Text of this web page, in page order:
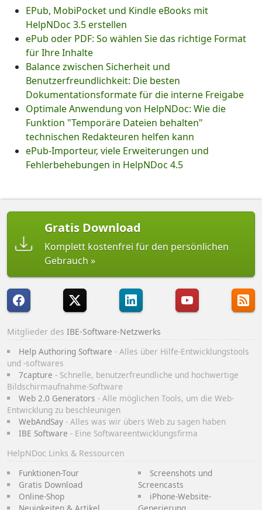
EPub, MobiPocket und Kindle eBooks mit
HelpNDoc 3.5 erstellen
ePub oder PDF: So wählen Sie das richtige Format
für Ihre Inhalte
Balance zwischen Sicherheit und
Benutzerfreundlichkeit: Die besten
Dokumentationsformate für die interne Freigabe
Optimale Anwendung von HelpNDoc: Wie die
Funktion "Temporäre Dateien behalten"
technischen Redakteuren helfen kann
ePub-Importeur, viele Erweiterungen und
Fehlerbehebungen in HelpNDoc 4.5
Gratis Download
Komplett kostenfrei für den persönlichen
Gebrauch
Mitglieder des IBE-Software-Netzwerks
Help Authoring Software - Alles über Hilfe-Entwicklungstools
und -softwares
7capture - Schnelle, benutzerfreundliche und hochwertige
Bildschirmaufnahme-Software
Web 2.0 Generators - Alle möglichen Tools, um die Web-
Entwicklung zu beschleunigen
WebAndSay- Alles was wir übers Web zu sagen haben
IBE Software - Eine Softwareentwicklungsfirma
HelpNDoc Links & Ressourcen
Funktionen-Tour
Gratis Download
Online-Shop
Screenshots und
Screencasts
iPhone-Website-